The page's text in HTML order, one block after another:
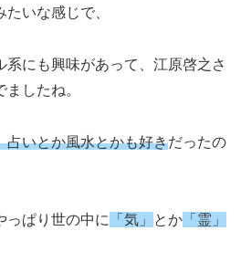
いな感じで、
系にも興味があって、江原啓之さ
したね。
占いとか風水とかも好きだったの
っぱり世の中に 「気」 とか 「霊」